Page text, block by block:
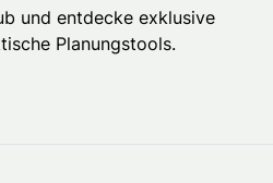
und entdecke exklusive
Planungstools.